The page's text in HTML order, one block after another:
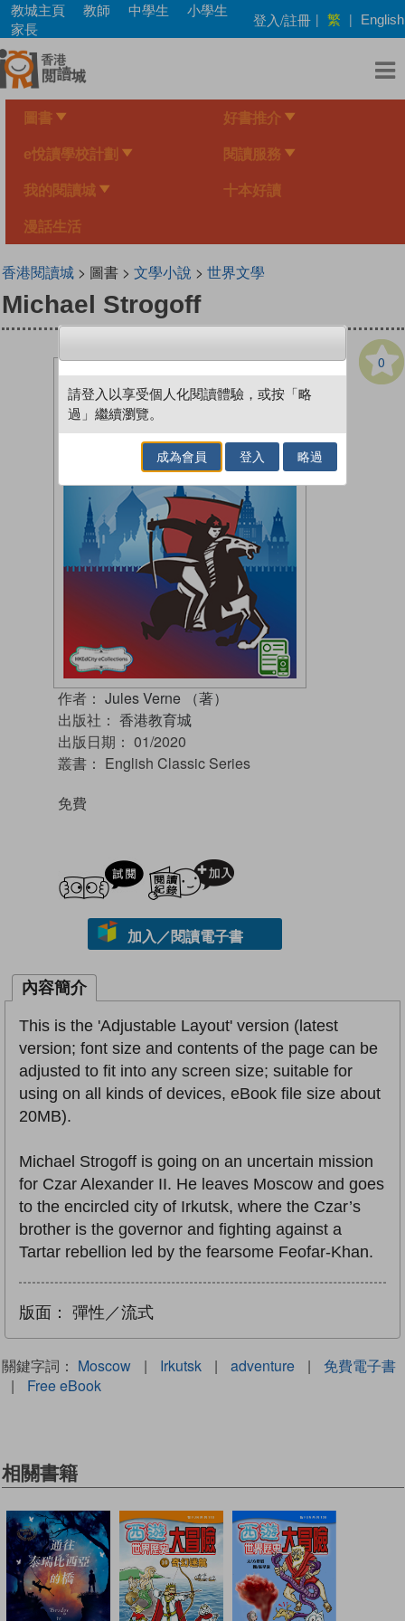
Skip
main
content
教城主頁 教師 中學生
小學生
家長
登入/註冊 | 繁 | English
圖書 好書推介
e悅讀學校計劃 閱讀服務
我的閱讀城 十本好讀
漫話生活
香港閱讀城> 圖書 > 文學小說 > 世界文學
Michael Strogoff
0
作者： Jules Verne （著）
出版社： 香港教育城
出版日期： 01/2020
叢書： English Classic Series
免費
試閲
加入／閱讀電子書
內容簡介
This is the 'Adjustable Layout' version (latest
version; font size and contents of the page can be
adjusted to fit into any screen size; suitable for
using on all kinds of devices, eBook file size about
20MB).
Michael Strogoff is going on an uncertain mission
for Czar Alexander II. He leaves Moscow and goes
to the encircled city of Irkutsk, where the Czar’s
brother is the governor and fighting against a
Tartar rebellion led by the fearsome Feofar-Khan.
版面： 彈性／流式
關鍵字詞： Moscow | Irkutsk | adventure |
免費電子書
|
Free eBook
相關書籍
請登入以享受個人化閱讀體驗，或按「略
過」繼續瀏覽。
成為會員 登入 略過